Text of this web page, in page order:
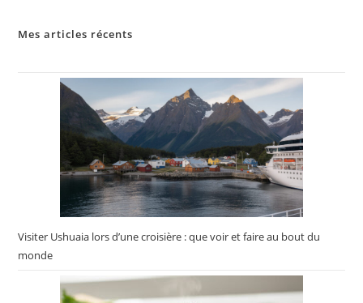
Mes articles récents
Visiter Ushuaia lors d’une croisière : que voir et faire au bout du
monde